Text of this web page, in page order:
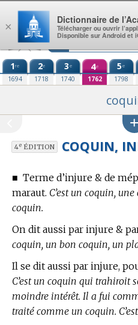
Aller au contenu
1re
1694
2e
1718
3e
1740
4e
1762
5e
1798
4eÉDITION COQUIN,
■ Terme d’injure & de
maraut. C’est un coquin,
coquin.
On dit aussi par injure &
coquin, un bon coquin, un
Il se dit aussi par injure,
C’est un coquin qui
moindre intérêt. Il a fui
traité comme un coquin.
×
Dictionnaire de
Télécharger ou ouvrir
Disponible sur Android et